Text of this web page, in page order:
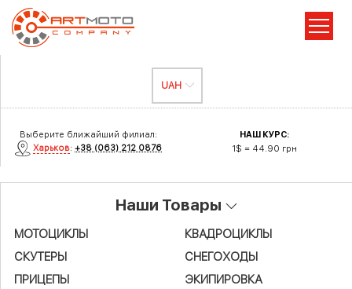
Выберите ближайший филиал:
Харьков:+38 (063) 212 0876
НАШ КУРС:
1$ = 44.90 грн
Наши Товары
МОТОЦИКЛЫ
КВАДРОЦИКЛЫ
СКУТЕРЫ
СНЕГОХОДЫ
ПРИЦЕПЫ
ЭКИПИРОВКА